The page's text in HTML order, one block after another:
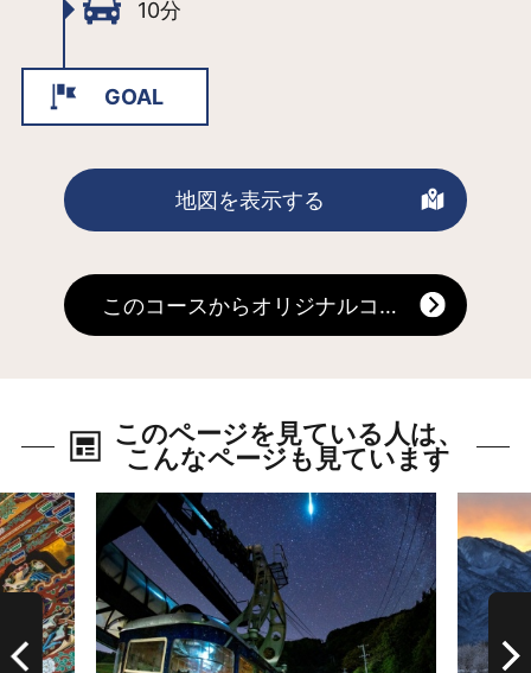
マンチックな風情を感じさせてくれ
す。我が国初の国際貿易港として開港
した函館も例外でなく、市内有数の観
わいを見せています。
10分
GOAL
地図を表示する
このコースからオリジナルコースを作る
このページを見ている人は、
こんなページも見ています
詳細はこちら 詳細は